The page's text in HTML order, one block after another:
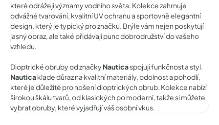
které odrážejí významy vodního světa. Kolekce zahrnuje
odvážné tvarování, kvalitní UV ochranu a sportovně elegantní
design, který je typický pro značku. Brýle vám nejen poskytují
jasný obraz, ale také přidávají punc dobrodružství do vašeho
vzhledu.
Dioptrické obruby od značkyNauticaspojují funkčnost a styl.
Nauticaklade důraz na kvalitní materiály, odolnost a pohodlí,
které je důležité pro nošení dioptrických obrub. Kolekce nabízí
širokou škálu tvarů, od klasických po moderní, takže si můžete
vybrat obruby, které vyjadřují váš osobní vkus.